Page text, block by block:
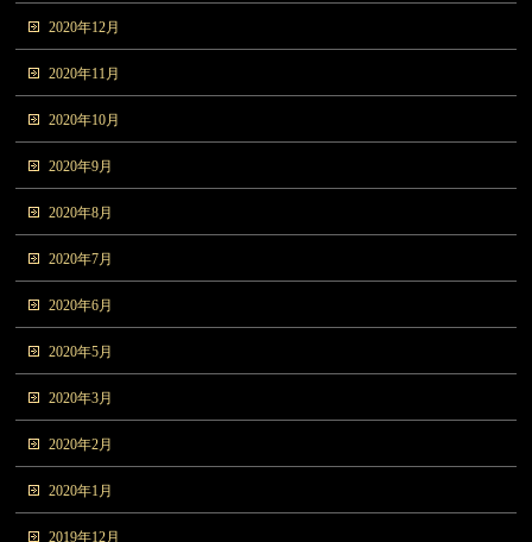
2020年12月
2020年11月
2020年10月
2020年9月
2020年8月
2020年7月
2020年6月
2020年5月
2020年3月
2020年2月
2020年1月
2019年12月